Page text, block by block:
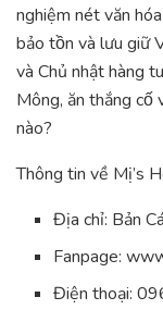
nghiệm nét văn
bảo tồn và lưu giữ
và Chủ nhật hàng
Mông, ăn thắng cố
nào?
Thông tin về Mị’s
Địa chỉ: Bản
Fanpage:
Điện thoại: